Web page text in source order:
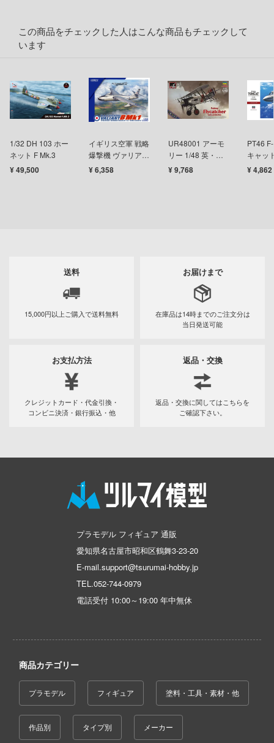
この商品をチェックした人はこんな商品もチェックして
います
1/32 DH 103 ホー
ネット F Mk.3
¥ 49,500
イギリス空軍 戦略
爆撃機 ヴァリアン
トB.Mk.1
¥ 6,358
UR48001 アーモ
リー 1/48 英・フ
ェアリー・フライ
¥ 9,768
PT46
キャッ
¥ 4,862
パトレイバー
ナデシコ
GRIDMAN
ージョウ
で割り切れない
鬼太郎
うさぎですか？
ちのメイドラゴン
らしい世界に祝福を！
トヒルシリーズ
MISSIONS (サーティ ミニッツ ミッ
バード
送料
15,000円以上ご購入で送料無料
お届けまで
在庫品は14時までのご注文分は
当日発送可能
お支払方法
クレジットカード・代金引換・
コンビニ決済・銀行振込・他
返品・交換
返品・交換に関してはこちらを
ご確認下さい。
プラモデル フィギュア 通販
愛知県名古屋市昭和区鶴舞3-23-20
E-mail.support@tsurumai-hobby.jp
TEL.052-744-0979
電話受付 10:00～19:00 年中無休
商品カテゴリー
プラモデル フィギュア 塗料・工具・素材・他
作品別 タイプ別 メーカー